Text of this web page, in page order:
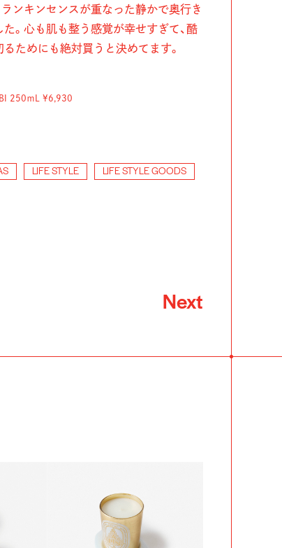
ンキンセンスが重なった静かで奥行き
。心も肌も整う感覚が幸せすぎて、酷
ためにも絶対買うと決めてます。
250ｍL ¥6,930
LIFE STYLE LIFE STYLE GOODS
Next